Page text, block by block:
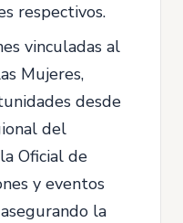
respectivos.
vinculadas al
Mujeres,
desde
del
Oficial de
y eventos
la